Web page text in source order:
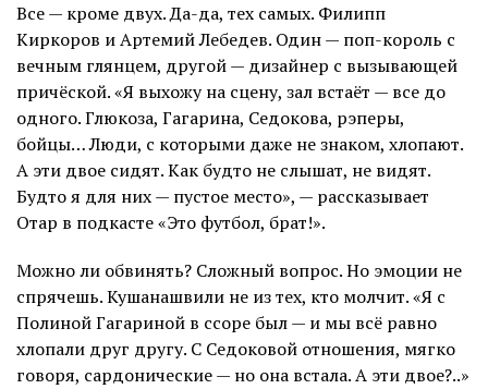
Все — кроме двух. Да-да, тех самых. Филипп
Киркоров и Артемий Лебедев. Один — поп-король с
вечным глянцем, другой — дизайнер с вызывающей
причёской. «Я выхожу на сцену, зал встаёт — все до
одного. Глюкоза, Гагарина, Седокова, рэперы,
бойцы… Люди, с которыми даже не знаком, хлопают.
А эти двое сидят. Как будто не слышат, не видят.
Будто я для них — пустое место», — рассказывает
Отар в подкасте «Это футбол, брат!».
Можно ли обвинять? Сложный вопрос. Но эмоции не
спрячешь. Кушанашвили не из тех, кто молчит. «Я с
Полиной Гагариной в ссоре был — и мы всё равно
хлопали друг другу. С Седоковой отношения, мягко
говоря, сардонические — но она встала. А эти двое?..»